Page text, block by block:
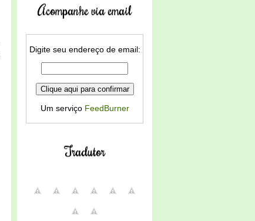
Acompanhe via email
Digite seu endereço de email:
Um serviço FeedBurner
Tradutor